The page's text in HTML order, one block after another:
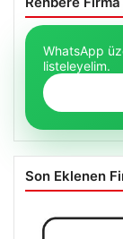
WhatsApp
listeleyelim.
Son Eklenen